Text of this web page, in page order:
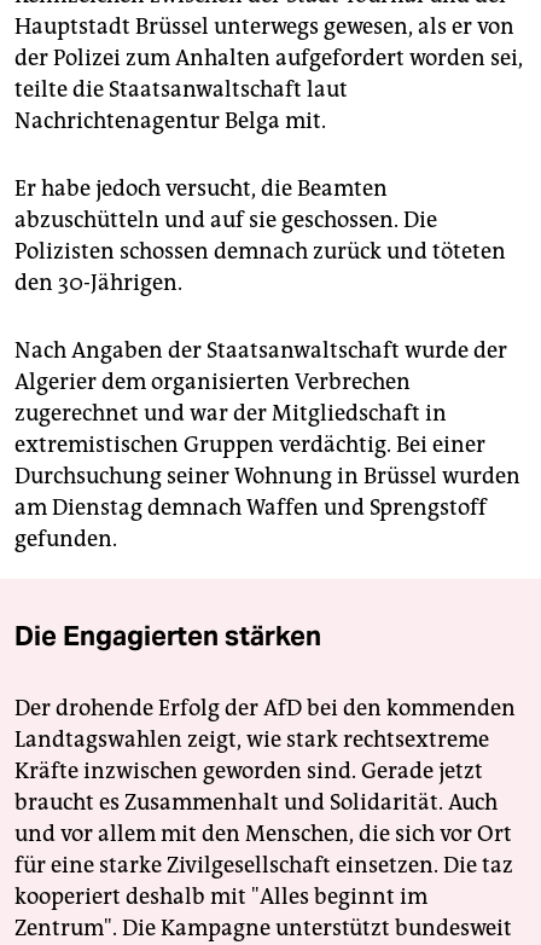
epaper login
Hauptstadt Brüssel unterwegs gewesen, als er von
der Polizei zum Anhalten aufgefordert worden sei,
teilte die Staatsanwaltschaft laut
Nachrichtenagentur Belga mit.
Er habe jedoch versucht, die Beamten
abzuschütteln und auf sie geschossen. Die
Polizisten schossen demnach zurück und töteten
den 30-Jährigen.
Nach Angaben der Staatsanwaltschaft wurde der
Algerier dem organisierten Verbrechen
zugerechnet und war der Mitgliedschaft in
extremistischen Gruppen verdächtig. Bei einer
Durchsuchung seiner Wohnung in Brüssel wurden
am Dienstag demnach Waffen und Sprengstoff
gefunden.
Die Engagierten stärken
Der drohende Erfolg der AfD bei den kommenden
Landtagswahlen zeigt, wie stark rechtsextreme
Kräfte inzwischen geworden sind. Gerade jetzt
braucht es Zusammenhalt und Solidarität. Auch
und vor allem mit den Menschen, die sich vor Ort
für eine starke Zivilgesellschaft einsetzen. Die taz
kooperiert deshalb mit "Alles beginnt im
Zentrum". Die Kampagne unterstützt bundesweit